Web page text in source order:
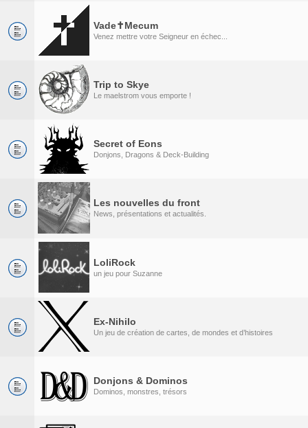
Vade✝Mecum
Venez mettre votre Seigneur en échec...
Trip to Skye
Le maelstrom vous emporte !
Secret of Eons
Donjons, Dragons & Deck-Building
Les nouvelles du front
News, présentations et actualités.
LoliRock
un jeu pour Suzanne
Ex-Nihilo
Un jeu de création de cartes, de mondes et d’histoires
Donjons & Dominos
Dominos, monstres, trésors